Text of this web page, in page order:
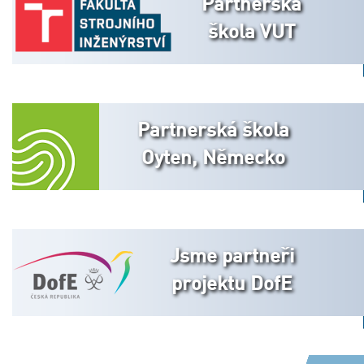
škola VUT
Partnerská škola
Oyten, Německo
Jsme partneři
projektu DofE